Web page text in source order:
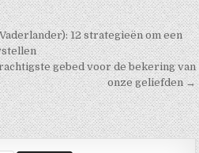
12 strategieën om een
gebed voor de bekering van
onze geliefden →